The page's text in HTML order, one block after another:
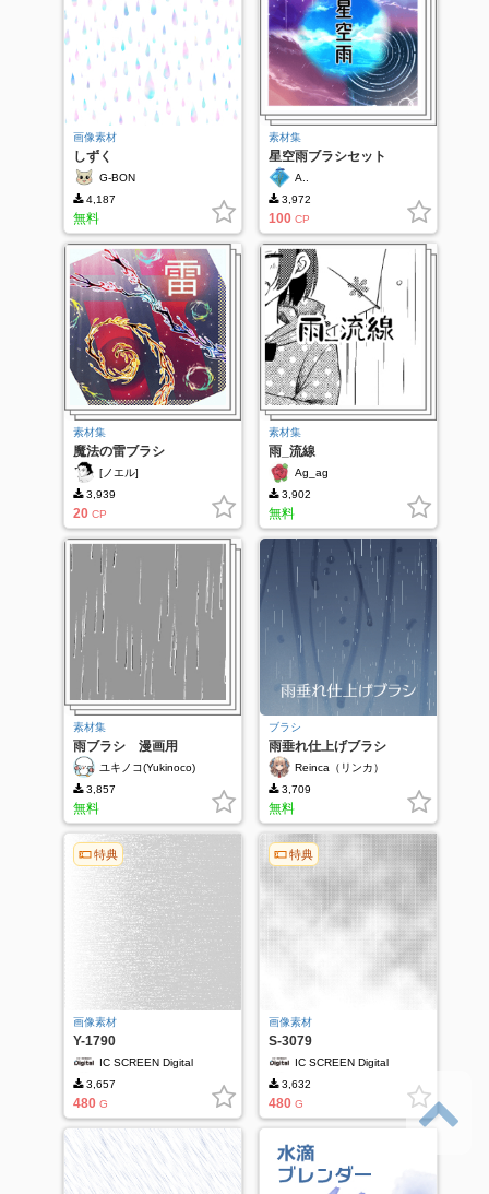
画像素材
しずく
G-BON
4,187
無料
素材集
星空雨ブラシセット
A..
3,972
100 CP
素材集
魔法の雷ブラシ
[ノエル]
3,939
20 CP
素材集
雨_流線
Ag_ag
3,902
無料
素材集
雨ブラシ 漫画用
ユキノコ(Yukinoco)
3,857
無料
ブラシ
雨垂れ仕上げブラシ
Reinca（リンカ）
3,709
無料
特典
画像素材
Y-1790
IC SCREEN Digital
3,657
480 G
特典
画像素材
S-3079
IC SCREEN Digital
3,632
480 G